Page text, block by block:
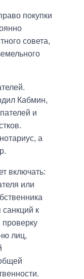
покупки
совета,
Кабмин,
и
а
включать:
или
к
лиц,